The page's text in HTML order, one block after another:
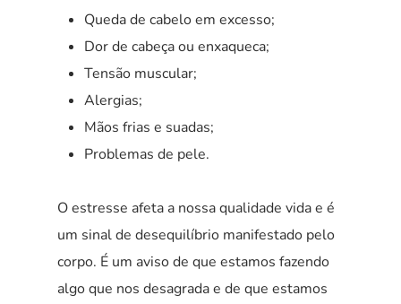
Queda de cabelo em excesso;
Dor de cabeça ou enxaqueca;
Tensão muscular;
Alergias;
Mãos frias e suadas;
Problemas de pele.
O estresse afeta a nossa qualidade vida e é
um sinal de desequilíbrio manifestado pelo
corpo. É um aviso de que estamos fazendo
algo que nos desagrada e de que estamos